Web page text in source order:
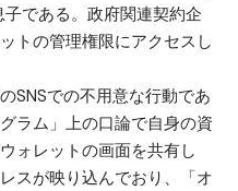
子である。政府関連契約企
トの管理権限にアクセスし
SNSでの不用意な行動であ
ラム」上の口論で自身の資
ォレットの画面を共有し
スが映り込んでおり、「オ